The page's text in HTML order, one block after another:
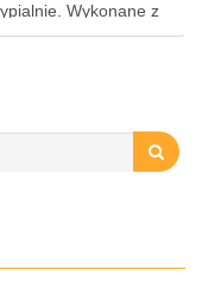
Wykonane z
te łączą w sobie